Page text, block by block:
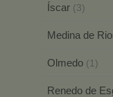
Íscar (3)
Medina de
Olmedo (1)
Renedo de